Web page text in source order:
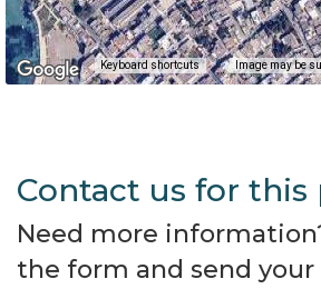
Keyboard shortcuts Image may be
Contact us for
Need more
the form and send